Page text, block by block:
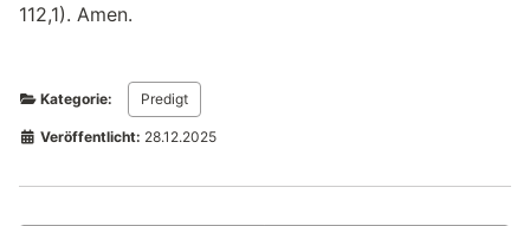
112,1). Amen.
Kategorie: Predigt
Veröffentlicht: 28.12.2025